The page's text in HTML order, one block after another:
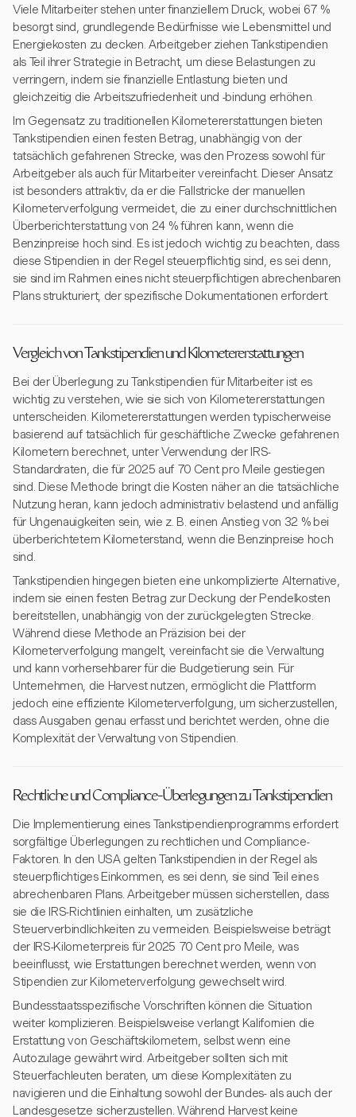
Viele Mitarbeiter stehen unter finanziellem Druck, wobei 67 %
besorgt sind, grundlegende Bedürfnisse wie Lebensmittel und
Energiekosten zu decken. Arbeitgeber ziehen Tankstipendien
als Teil ihrer Strategie in Betracht, um diese Belastungen zu
verringern, indem sie finanzielle Entlastung bieten und
gleichzeitig die Arbeitszufriedenheit und -bindung erhöhen.
Im Gegensatz zu traditionellen Kilometererstattungen bieten
Tankstipendien einen festen Betrag, unabhängig von der
tatsächlich gefahrenen Strecke, was den Prozess sowohl für
Arbeitgeber als auch für Mitarbeiter vereinfacht. Dieser Ansatz
ist besonders attraktiv, da er die Fallstricke der manuellen
Kilometerverfolgung vermeidet, die zu einer durchschnittlichen
Überberichterstattung von 24 % führen kann, wenn die
Benzinpreise hoch sind. Es ist jedoch wichtig zu beachten, dass
diese Stipendien in der Regel steuerpflichtig sind, es sei denn,
sie sind im Rahmen eines nicht steuerpflichtigen abrechenbaren
Plans strukturiert, der spezifische Dokumentationen erfordert.
Vergleich von Tankstipendien und Kilometererstattungen
Bei der Überlegung zu Tankstipendien für Mitarbeiter ist es
wichtig zu verstehen, wie sie sich von Kilometererstattungen
unterscheiden. Kilometererstattungen werden typischerweise
basierend auf tatsächlich für geschäftliche Zwecke gefahrenen
Kilometern berechnet, unter Verwendung der IRS-
Standardraten, die für 2025 auf 70 Cent pro Meile gestiegen
sind. Diese Methode bringt die Kosten näher an die tatsächliche
Nutzung heran, kann jedoch administrativ belastend und anfällig
für Ungenauigkeiten sein, wie z. B. einen Anstieg von 32 % bei
überberichtetem Kilometerstand, wenn die Benzinpreise hoch
sind.
Tankstipendien hingegen bieten eine unkomplizierte Alternative,
indem sie einen festen Betrag zur Deckung der Pendelkosten
bereitstellen, unabhängig von der zurückgelegten Strecke.
Während diese Methode an Präzision bei der
Kilometerverfolgung mangelt, vereinfacht sie die Verwaltung
und kann vorhersehbarer für die Budgetierung sein. Für
Unternehmen, die Harvest nutzen, ermöglicht die Plattform
jedoch eine effiziente Kilometerverfolgung, um sicherzustellen,
dass Ausgaben genau erfasst und berichtet werden, ohne die
Komplexität der Verwaltung von Stipendien.
Rechtliche und Compliance-Überlegungen zu Tankstipendien
Die Implementierung eines Tankstipendienprogramms erfordert
sorgfältige Überlegungen zu rechtlichen und Compliance-
Faktoren. In den USA gelten Tankstipendien in der Regel als
steuerpflichtiges Einkommen, es sei denn, sie sind Teil eines
abrechenbaren Plans. Arbeitgeber müssen sicherstellen, dass
sie die IRS-Richtlinien einhalten, um zusätzliche
Steuerverbindlichkeiten zu vermeiden. Beispielsweise beträgt
der IRS-Kilometerpreis für 2025 70 Cent pro Meile, was
beeinflusst, wie Erstattungen berechnet werden, wenn von
Stipendien zur Kilometerverfolgung gewechselt wird.
Bundesstaatsspezifische Vorschriften können die Situation
weiter komplizieren. Beispielsweise verlangt Kalifornien die
Erstattung von Geschäftskilometern, selbst wenn eine
Autozulage gewährt wird. Arbeitgeber sollten sich mit
Steuerfachleuten beraten, um diese Komplexitäten zu
navigieren und die Einhaltung sowohl der Bundes- als auch der
Landesgesetze sicherzustellen. Während Harvest keine